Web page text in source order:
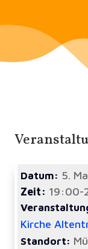
Datum: 5.
Zeit: 19:00-
Kirche
Standort: